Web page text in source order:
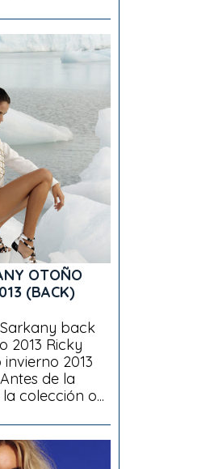
OTOÑO
(BACK)
back
2013 Ricky
2013
de la
colección o...